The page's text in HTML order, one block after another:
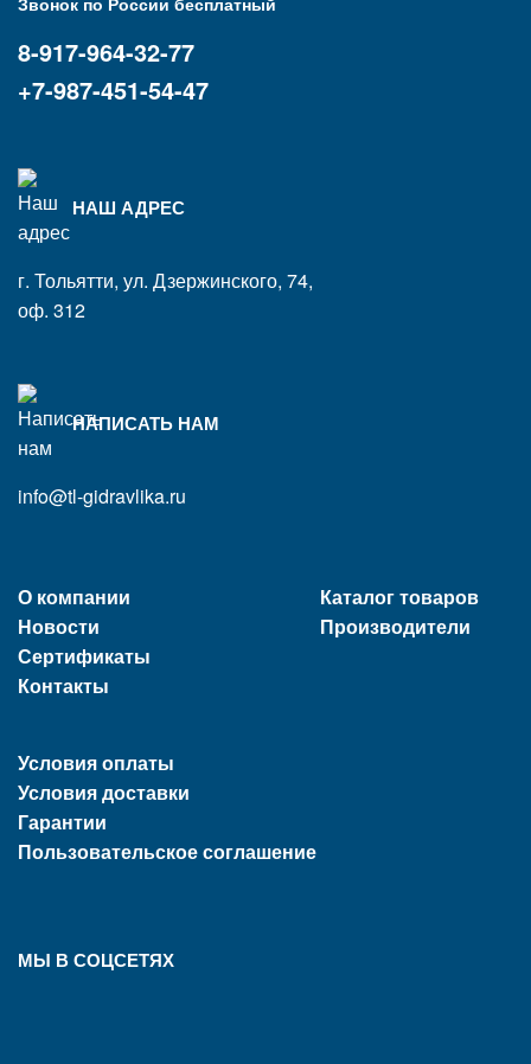
8-917-964-32-77
+7-987-451-54-47
НАШ АДРЕС
г. Тольятти, ул. Дзержинского, 74,
оф. 312
НАПИСАТЬ НАМ
info@tl-gidravlika.ru
О компании
Новости
Сертификаты
Контакты
Условия оплаты
Условия доставки
Гарантии
Пользовательское соглашение
Каталог товаров
Производители
МЫ В СОЦСЕТЯХ